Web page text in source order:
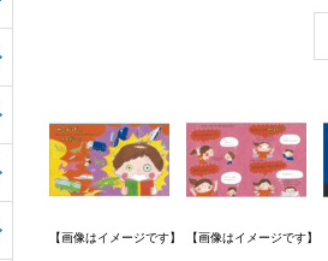
【画像はイメージです】 【画像はイメージです】